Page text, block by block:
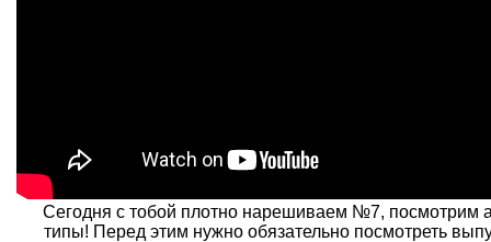
Сегодня с тобой плотно нарешиваем №7, посмотрим
типы! Перед этим нужно обязательно посмотреть